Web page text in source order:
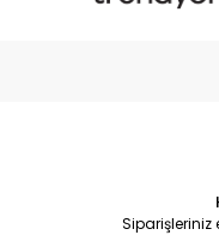
Siparişleriniz